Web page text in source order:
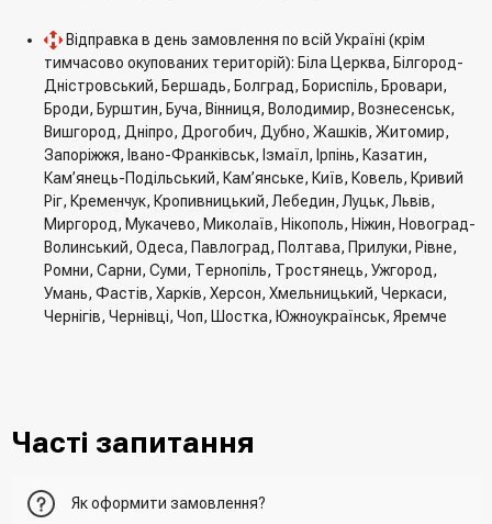
Відправка в день замовлення по всій Україні (крім
тимчасово окупованих територій): Біла Церква, Білгород-
Дністровський, Бершадь, Болград, Бориспіль, Бровари,
Броди, Бурштин, Буча, Вінниця, Володимир, Вознесенськ,
Вишгород, Дніпро, Дрогобич, Дубно, Жашків, Житомир,
Запоріжжя, Івано-Франківськ, Ізмаїл, Ірпінь, Казатин,
Кам’янець-Подільський, Кам’янське, Київ, Ковель, Кривий
Ріг, Кременчук, Кропивницький, Лебедин, Луцьк, Львів,
Миргород, Мукачево, Миколаїв, Нікополь, Ніжин, Новоград-
Волинський, Одеса, Павлоград, Полтава, Прилуки, Рівне,
Ромни, Сарни, Суми, Тернопіль, Тростянець, Ужгород,
Умань, Фастів, Харків, Херсон, Хмельницький, Черкаси,
Чернігів, Чернівці, Чоп, Шостка, Южноукраїнськ, Яремче
Часті запитання
Як оформити замовлення?